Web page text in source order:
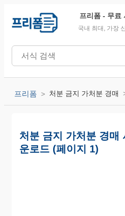
프리폼 - 무료
국내 최대, 가장
프리폼 처분 금지 가처분 경매
처분 금지 가처분 경매
운로드 (페이지 1)